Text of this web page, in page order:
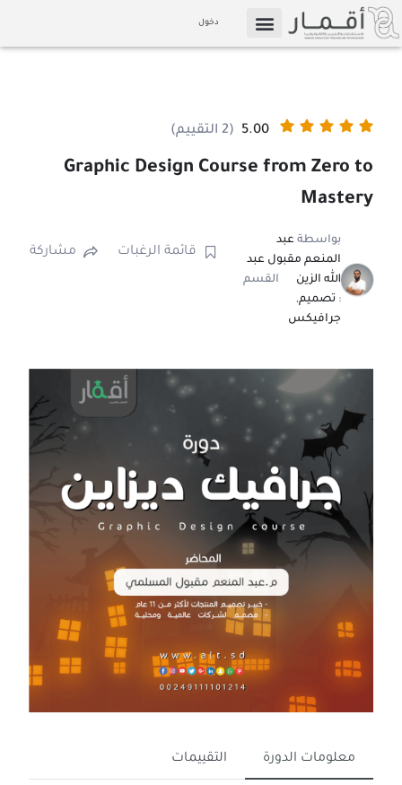
تخطي
إلى
دخول
5.00 (2 التقييم)
Graphic Design Course from Zero to
Mastery
بواسطةعبد
المنعم مقبول عبد
الله الزين
القسم
: تصميم,
جرافيكس
قائمة الرغبات مشاركة
معلومات الدورة التقييمات